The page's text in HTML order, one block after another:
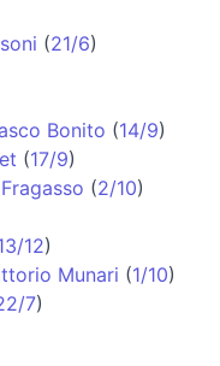
(21/6)
Bonito (14/9)
(17/9)
(2/10)
12)
Munari (1/10)
7)